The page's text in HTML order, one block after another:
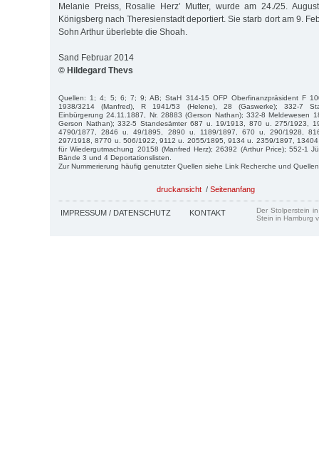
Melanie Preiss, Rosalie Herz’ Mutter, wurde am 24./25.
Königsberg nach Theresienstadt deportiert. Sie starb dort am 9.
Sohn Arthur überlebte die Shoah.
Sand Februar 2014
© Hildegard Thevs
Quellen: 1; 4; 5; 6; 7; 9; AB; StaH 314-15 OFP Oberfinanzpräsident F
1938/3214 (Manfred), R 1941/53 (Helene), 28 (Gaswerke); 332-7
Einbürgerung 24.11.1887, Nr. 28883 (Gerson Nathan); 332-8 Meldewesen
Gerson Nathan); 332-5 Standesämter 687 u. 19/1913, 870 u. 275/1923,
4790/1877, 2846 u. 49/1895, 2890 u. 1189/1897, 670 u. 290/1928,
297/1918, 8770 u. 506/1922, 9112 u. 2055/1895, 9134 u. 2359/1897,
für Wiedergutmachung 20158 (Manfred Herz); 26392 (Arthur Price); 552-1
Bände 3 und 4 Deportationslisten.
Zur Nummerierung häufig genutzter Quellen siehe Link Recherche und
druckansicht / Seitenanfang
IMPRESSUM / DATENSCHUTZ KONTAKT
Der Stolperstein
Stein in Hamburg